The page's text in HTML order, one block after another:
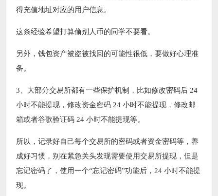
得充值地址对应的用户信息。
这条经验希望打算偷别人币的同学不要看。
另外，钱包资产被盗被找回的可能性很低，要做好心理准
备。
3、大部分交易所都有一些保护机制，比如修改密码后 24
小时不能提现，修改资金密码 24 小时不能提现，修改邮
箱或者谷歌验证码 24 小时不能提现等。
所以，记录好自己每个交易所的密码或者资金密码等，养
成好习惯，别在紧急关头发现需要使用交易所提现，但是
忘记密码了，使用一个“忘记密码”功能后，24 小时不能提
现。